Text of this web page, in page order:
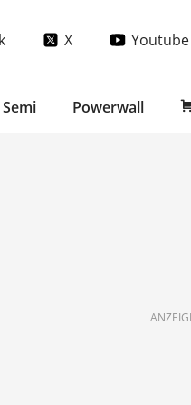
X Youtube
Semi Powerwall